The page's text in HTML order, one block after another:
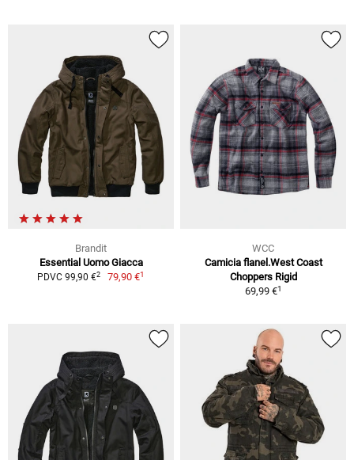
Brandit
Essential Uomo Giacca
PDVC 99,90 €2 79,90 €1
WCC
Camicia flanel.West Coast
Choppers Rigid
69,99 €1